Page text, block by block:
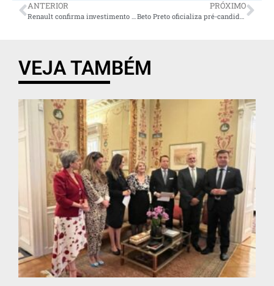
ANTERIOR
Renault confirma investimento de R$ 2 bilhões na planta de São José dos Pinhais
PRÓXIMO
Beto Preto oficializa pré-candidatura a deputado federal
VEJA TAMBÉM